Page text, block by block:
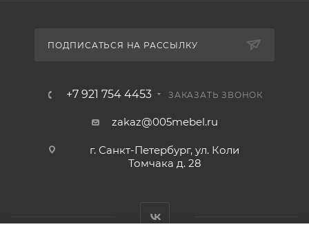
ПОДПИСАТЬСЯ НА РАССЫЛКУ
+7 921 754 4453 ЗАКАЗАТЬ ЗВОНОК
zakaz@005mebel.ru
г. Санкт-Петербург, ул. Коли
Томчака д. 28